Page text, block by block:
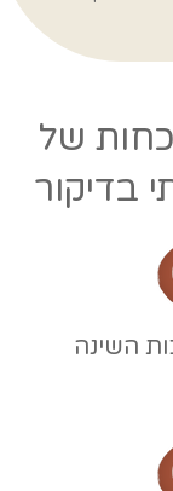
של
בדיקור
השינה